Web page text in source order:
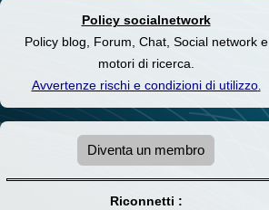
Policy socialnetwork
Policy blog, Forum, Chat, Social network e
motori di ricerca.
Avvertenze rischi e condizioni di utilizzo.
Diventa un membro
Riconnetti :